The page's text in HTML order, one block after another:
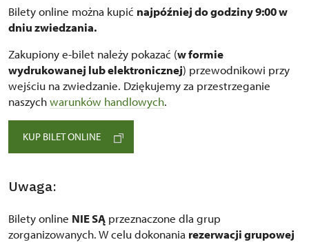
Bilety online można kupić najpóźniej do godziny 9:00 w
dniu zwiedzania.
Zakupiony e-bilet należy pokazać (w formie
wydrukowanej lub elektronicznej) przewodnikowi przy
wejściu na zwiedzanie. Dziękujemy za przestrzeganie
naszychwarunków handlowych.
KUP BILET ONLINE
Uwaga:
Bilety online NIE SĄ przeznaczone dla grup
zorganizowanych. W celu dokonania rezerwacji grupowej